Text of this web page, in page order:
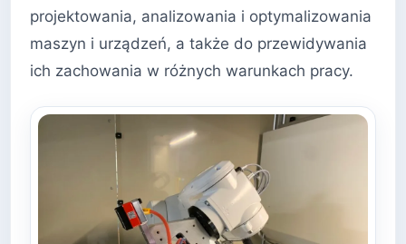
projektowania, analizowania i optymalizowania
maszyn i urządzeń, a także do przewidywania
ich zachowania w różnych warunkach pracy.